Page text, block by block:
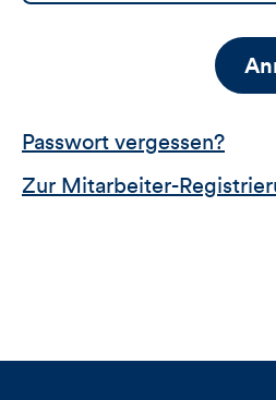
Passwort vergessen?
Zur Mitarbeiter-